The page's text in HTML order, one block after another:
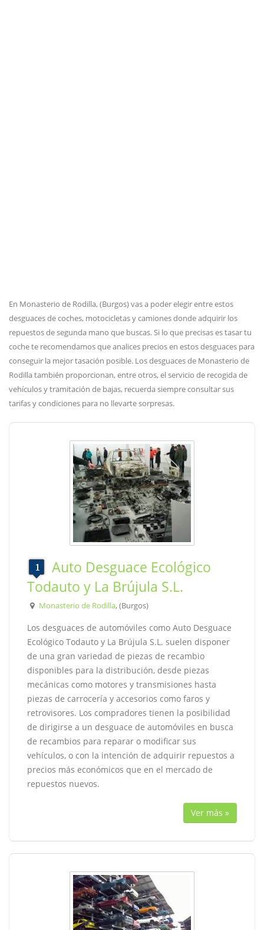
En Monasterio de Rodilla, (Burgos) vas a poder elegir entre estos
desguaces de coches, motocicletas y camiones donde adquirir los
repuestos de segunda mano que buscas. Si lo que precisas es tasar tu
coche te recomendamos que analices precios en estos desguaces para
conseguir la mejor tasación posible. Los desguaces de Monasterio de
Rodilla también proporcionan, entre otros, el servicio de recogida de
vehículos y tramitación de bajas, recuerda siempre consultar sus
tarifas y condiciones para no llevarte sorpresas.
Auto Desguace Ecológico
Todauto y La Brújula S.L.
Monasterio de Rodilla, (Burgos)
Los desguaces de automóviles como Auto Desguace
Ecológico Todauto y La Brújula S.L. suelen disponer
de una gran variedad de piezas de recambio
disponibles para la distribución, desde piezas
mecánicas como motores y transmisiones hasta
piezas de carrocería y accesorios como faros y
retrovisores. Los compradores tienen la posibilidad
de dirigirse a un desguace de automóviles en busca
de recambios para reparar o modificar sus
vehículos, o con la intención de adquirir repuestos a
precios más económicos que en el mercado de
repuestos nuevos.
Ver más »